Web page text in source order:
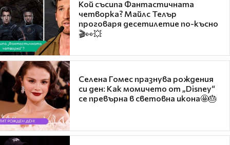
Кой съсипа Фантастичната
четворка? Майлс Телър
проговаря десетилетие по-късно
🎬👀💥
Селена Гомес празнува рождения
си ден: Как момичето от „Disney“
се превърна в световна икона🤩🎂